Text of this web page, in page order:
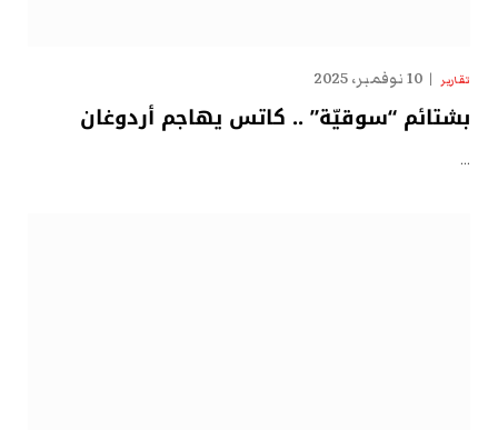
تقارير 10 نوفمبر، 2025
بشتائم “سوقيّة” .. كاتس يهاجم أردوغان
…